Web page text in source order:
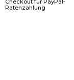
Ratenzahlung